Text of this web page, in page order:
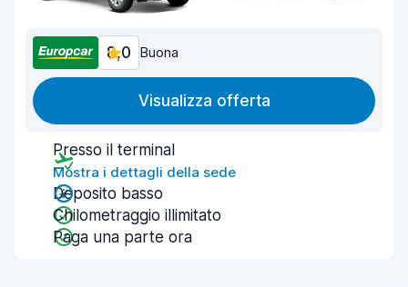
8,0 Buona
Visualizza offerta
Presso il terminal
Mostra i dettagli della sede
Deposito basso
Chilometraggio illimitato
Paga una parte ora